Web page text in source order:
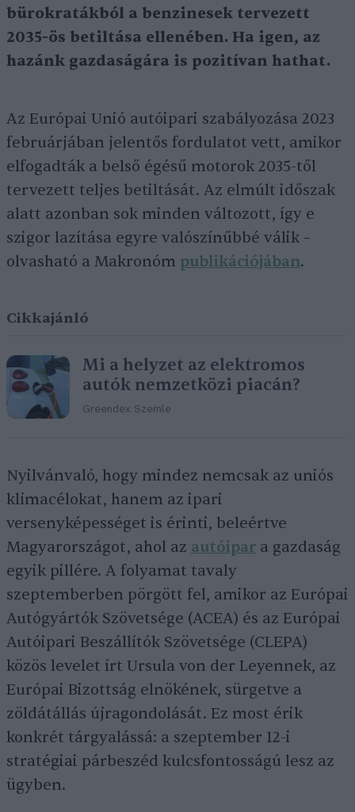
bürokratákból a benzinesek tervezett
2035-ös betiltása ellenében. Ha igen, az
hazánk gazdaságára is pozitívan hathat.
Az Európai Unió autóipari szabályozása 2023
februárjában jelentős fordulatot vett, amikor
elfogadták a belső égésű motorok 2035-től
tervezett teljes betiltását. Az elmúlt időszak
alatt azonban sok minden változott, így e
szigor lazítása egyre valószínűbbé válik –
olvasható a Makronóm publikációjában.
Cikkajánló
Mi a helyzet az elektromos
autók nemzetközi piacán?
Greendex Szemle
Nyilvánvaló, hogy mindez nemcsak az uniós
klímacélokat, hanem az ipari
versenyképességet is érinti, beleértve
Magyarországot, ahol az autóipar a gazdaság
egyik pillére. A folyamat tavaly
szeptemberben pörgött fel, amikor az Európai
Autógyártók Szövetsége (ACEA) és az Európai
Autóipari Beszállítók Szövetsége (CLEPA)
közös levelet írt Ursula von der Leyennek, az
Európai Bizottság elnökének, sürgetve a
zöldátállás újragondolását. Ez most érik
konkrét tárgyalássá: a szeptember 12-i
stratégiai párbeszéd kulcsfontosságú lesz az
ügyben.